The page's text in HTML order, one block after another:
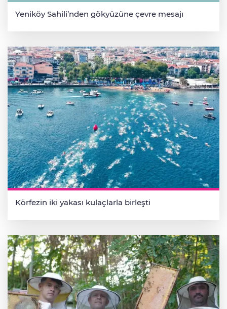
Yeniköy Sahili’nden gökyüzüne çevre mesajı
Körfezin iki yakası kulaçlarla birleşti